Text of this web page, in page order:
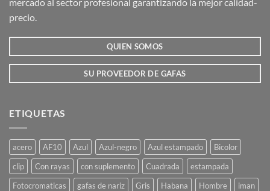
elegir
de
producto
elegir
de
precio.
QUIEN SOMOS
SU PROVEEDOR DE GAFAS
ETIQUETAS
acero AF10 Azul Azul-negro Azul estampado
Bicolor
clip
Con rayas con suplemento Cuadrada
estampada
Fotocromaticas
gafas de nariz Gris Habana Hombre
iman